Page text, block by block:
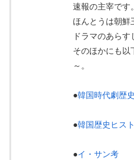
速報の主宰です。
ほんとうは朝鮮
ドラマのあらす
そのほかにも以
～。
●韓国時代劇歴
●韓国歴史ヒス
●イ・サン考